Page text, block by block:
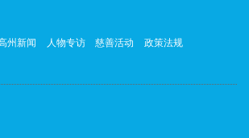
州新闻 人物专访 慈善活动
政策法规